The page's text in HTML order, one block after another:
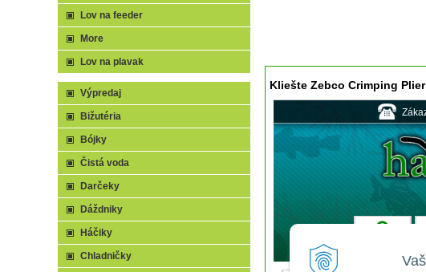
Kliešte Zebco Crimping Plier
Lov na feeder
More
Lov na plavak
Výpredaj
Bižutéria
Bójky
Čistá voda
Darčeky
Dáždniky
Háčiky
Chladničky